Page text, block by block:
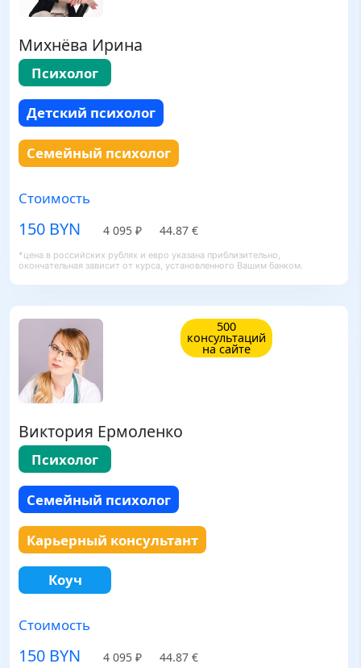
Михнёва Ирина
Психолог
Детский психолог
Семейный психолог
Стоимость
150 BYN 4 095 ₽ 44.87 €
*цена в российских рублях и евро указана приблизительно,
окончательная зависит от курса, установленного Вашим банком.
500
консультаций
на сайте
Виктория Ермоленко
Психолог
Семейный психолог
Карьерный консультант
Коуч
Стоимость
150 BYN 4 095 ₽ 44.87 €